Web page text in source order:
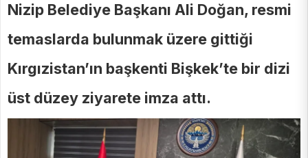
Nizip Belediye Başkanı Ali Doğan, resmi
temaslarda bulunmak üzere gittiği
Kırgızistan’ın başkenti Bişkek’te bir dizi
üst düzey ziyarete imza attı.